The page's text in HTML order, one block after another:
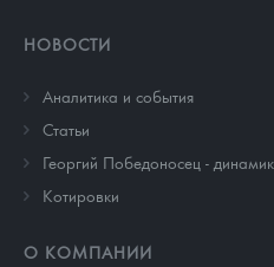
НОВОСТИ
Аналитика и события
Cтатьи
Георгий Победоносец -
Котировки
О КОМПАНИИ